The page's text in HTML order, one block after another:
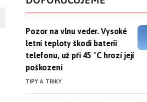
Pozor na vlnu veder. Vysoké
Pozor na vlnu veder. Vysoké
letní teploty škodí baterii
telefonu, už při 45 °C hrozí její
poškození
TIPY A TRIKY